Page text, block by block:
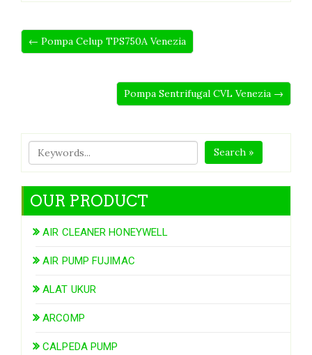
← Pompa Celup TPS750A Venezia
Pompa Sentrifugal CVL Venezia →
Search »
OUR PRODUCT
AIR CLEANER HONEYWELL
AIR PUMP FUJIMAC
ALAT UKUR
ARCOMP
CALPEDA PUMP